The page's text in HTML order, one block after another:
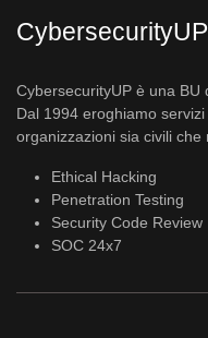
CybersecurityUP
CybersecurityUP è una BU
Dal 1994 eroghiamo
organizzazioni sia civili che
Ethical Hacking
Penetration Testing
Security Code Review
SOC 24x7